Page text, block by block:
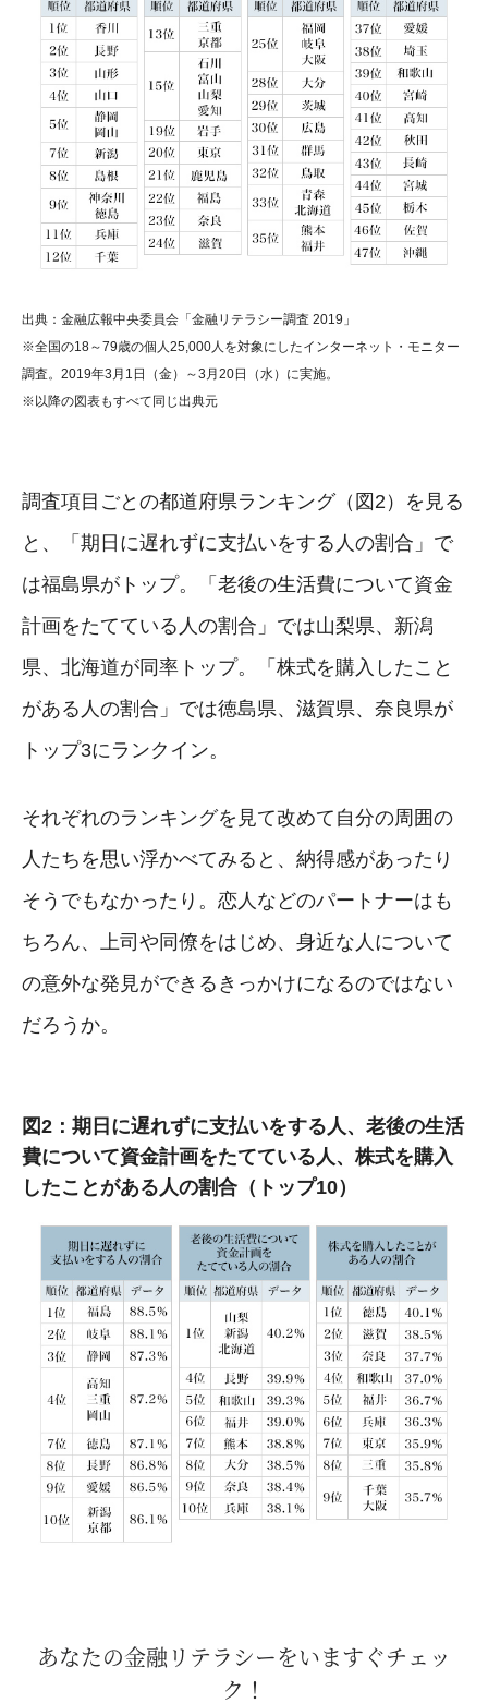
出典：金融広報中央委員会「金融リテラシー調査 2019」
※全国の18～79歳の個人25,000人を対象にしたインターネット・モニター
調査。2019年3月1日（金）～3月20日（水）に実施。
※以降の図表もすべて同じ出典元
調査項目ごとの都道府県ランキング（図2）を見る
と、「期日に遅れずに支払いをする人の割合」で
は福島県がトップ。「老後の生活費について資金
計画をたてている人の割合」では山梨県、新潟
県、北海道が同率トップ。「株式を購入したこと
がある人の割合」では徳島県、滋賀県、奈良県が
トップ3にランクイン。
それぞれのランキングを見て改めて自分の周囲の
人たちを思い浮かべてみると、納得感があったり
そうでもなかったり。恋人などのパートナーはも
ちろん、上司や同僚をはじめ、身近な人について
の意外な発見ができるきっかけになるのではない
だろうか。
図2：期日に遅れずに支払いをする人、老後の生活
費について資金計画をたてている人、株式を購入
したことがある人の割合（トップ10）
あなたの金融リテラシーをいますぐチェッ
ク！